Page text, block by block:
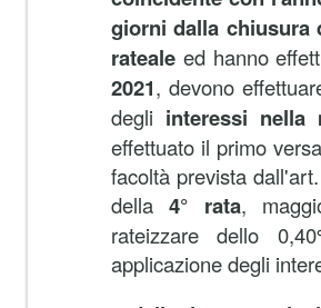
giorni dalla chiusura
rateale ed hanno
2021, devono
degli interessi nella
effettuato il primo
facoltà prevista
della4° rata,
rateizzare dello
applicazione degli